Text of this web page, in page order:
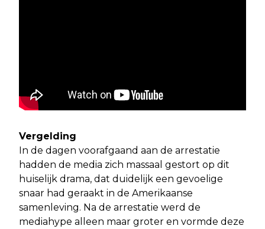
Vergelding
In de dagen voorafgaand aan de arrestatie
hadden de media zich massaal gestort op dit
huiselijk drama, dat duidelijk een gevoelige
snaar had geraakt in de Amerikaanse
samenleving. Na de arrestatie werd de
mediahype alleen maar groter en vormde deze